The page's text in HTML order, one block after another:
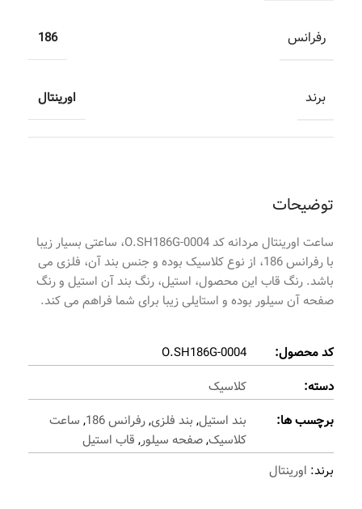
توضیحات
ساعت اورینتال مردانه کد O.SH186G-0004، ساعتی بسیار زیبا
با رفرانس 186، از نوع کلاسیک بوده و جنس بند آن، فلزی می
باشد. رنگ قاب این محصول، استيل، رنگ بند آن استيل و رنگ
صفحه آن سيلور بوده و استایلی زیبا برای شما فراهم می کند.
کد محصول:
O.SH186G-0004
دسته:
کلاسیک
برچسب ها:
بند استيل, بند فلزی,رفرانس 186 , ساعت
کلاسیک,صفحه سيلور, قاب استيل
برند: اورینتال
رفرانس 186
برند اورینتال